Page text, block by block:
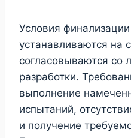
Условия
устанавливаются на
согласовываются со
разработки.
выполнение
испытаний,
и получение